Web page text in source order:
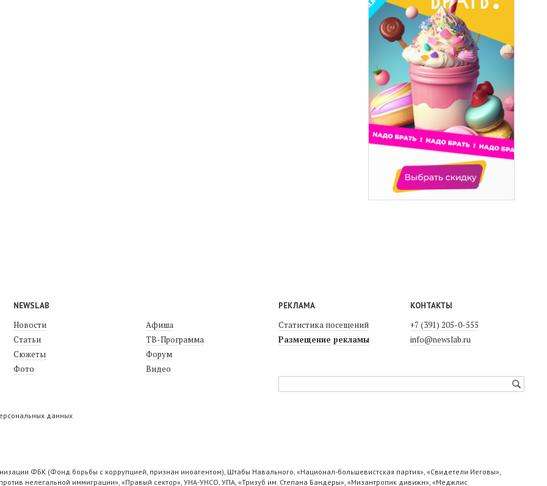
NEWSLAB
Новости
Статьи
Сюжеты
Фото
Афиша
ТВ-Программа
Форум
Видео
РЕКЛАМА
Статистика посещений
Размещение рекламы
КОНТАКТЫ
+7 (391) 205-0-555
info@newslab.ru
данных
ФБК (Фонд борьбы с коррупцией, признан иноагентом), Штабы Навального, «Национал-большевистская партия», «Свидетели Иеговы»,
нелегальной иммиграции», «Правый сектор», УНА-УНСО, УПА, «Тризуб им. Степана Бандеры», «Мизантропик дивижн», «Меджлис